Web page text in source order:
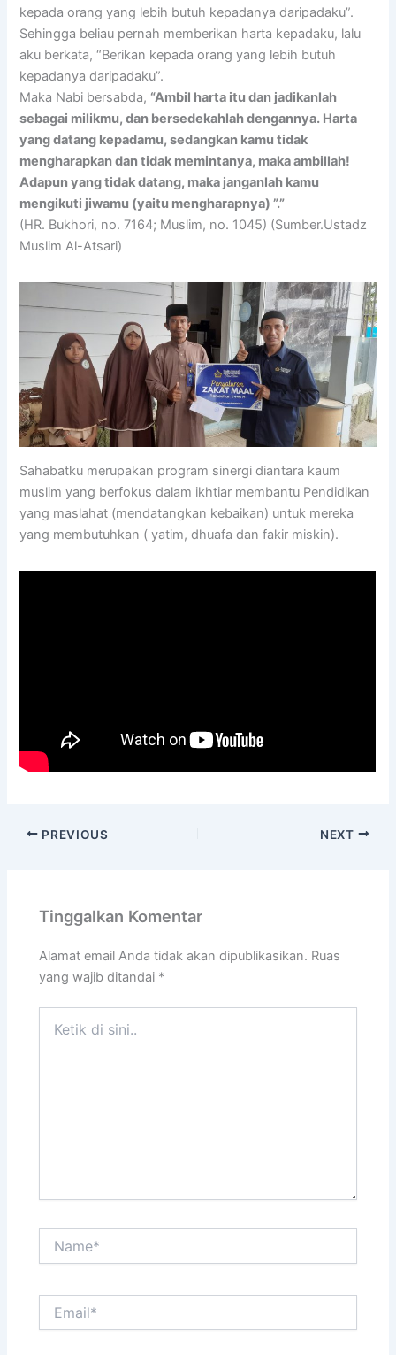
kepada orang yang lebih butuh kepadanya daripadaku”.
Sehingga beliau pernah memberikan harta kepadaku, lalu
aku berkata, “Berikan kepada orang yang lebih butuh
kepadanya daripadaku”.
Maka Nabi bersabda, “Ambil harta itu dan jadikanlah
sebagai milikmu, dan bersedekahlah dengannya. Harta
yang datang kepadamu, sedangkan kamu tidak
mengharapkan dan tidak memintanya, maka ambillah!
Adapun yang tidak datang, maka janganlah kamu
mengikuti jiwamu (yaitu mengharapnya) ”.”
(HR. Bukhori, no. 7164; Muslim, no. 1045) (Sumber.Ustadz
Muslim Al-Atsari)
Sahabatku merupakan program sinergi diantara kaum
muslim yang berfokus dalam ikhtiar membantu Pendidikan
yang maslahat (mendatangkan kebaikan) untuk mereka
yang membutuhkan ( yatim, dhuafa dan fakir miskin).
PREVIOUS NEXT
Tinggalkan Komentar
Alamat email Anda tidak akan dipublikasikan. Ruas
yang wajib ditandai *